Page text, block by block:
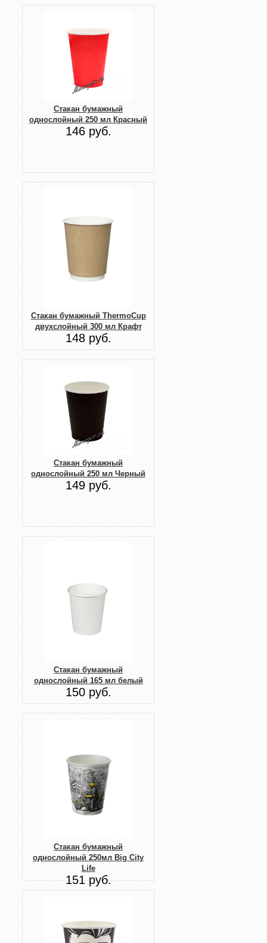
Стакан бумажный
однослойный 250 мл Красный
146 руб.
Стакан бумажный ThermoCup
двухслойный 300 мл Крафт
148 руб.
Стакан бумажный
однослойный 250 мл Черный
149 руб.
Стакан бумажный
однослойный 165 мл белый
150 руб.
Стакан бумажный
однослойный 250мл Big City
Life
151 руб.